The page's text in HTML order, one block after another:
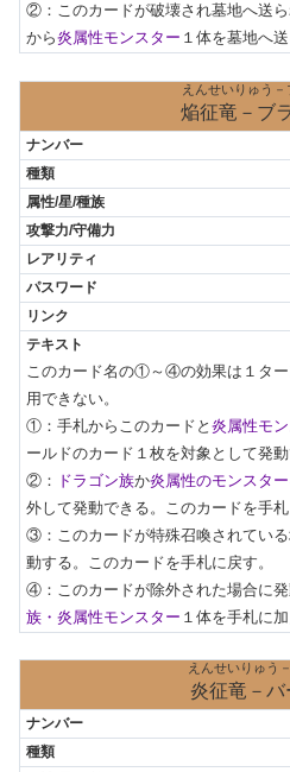
②：このカードが破壊され墓地へ送
から炎属性モンスター １体を墓地へ送
えんせいりゅう－
焔征竜－ブ
このカード名の①～④の効果は１タ
用できない。
①：手札からこのカードと 炎属性モ
ールドのカード１枚を対象として発
②： ドラゴン族か炎属性のモンスター
外して発動できる。このカードを手
③：このカードが特殊召喚されてい
動する。このカードを手札に戻す。
④：このカードが除外された場合に
族・炎属性モンスター １体を手札に加
えんせいりゅう
炎征竜－バ